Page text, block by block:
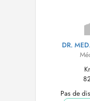
DR.
Pas de